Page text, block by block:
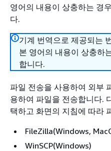
영어의 내용이 상충하는 경
다.
기계 번역으로 제공되는
본 영어의 내용이 상충하
합니다.
파일 전송을 사용하여 외부
용하여 파일을 전송합니다.
택하고 화면의 지침에 따라
FileZilla(Windows,
WinSCP(Windows)